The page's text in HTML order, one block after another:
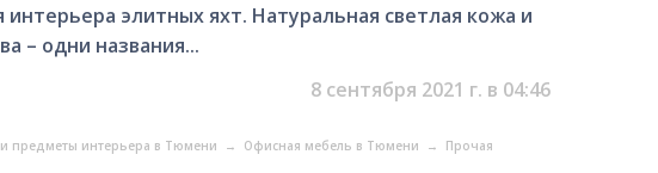
элитных яхт. Натуральная светлая кожа и
– одни названия...
8 сентября 2021 г. в 04:46
предметы интерьера в Тюмени → Офисная мебель в Тюмени → Прочая